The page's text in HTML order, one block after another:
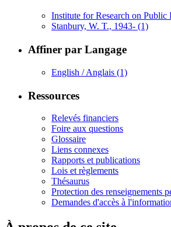
Institute for Research on Public
Stanbury, W. T., 1943- (1)
Affiner par Langage
English / Anglais (1)
Ressources
Relevés financiers
Foire aux questions
Glossaire
Liens connexes
Rapports et publications
Lois et règlements
Thésaurus
Protection des renseignements
Demandes d'accès à